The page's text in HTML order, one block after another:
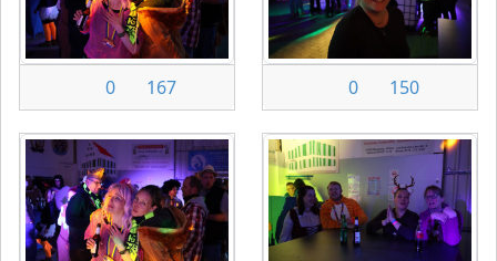
0 167 0 150